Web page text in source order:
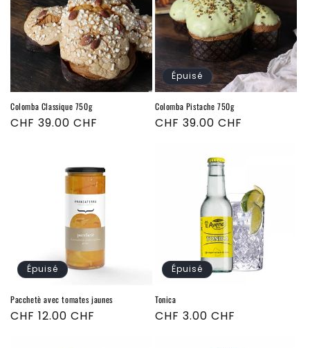
Colomba Classique 750g
Prix
CHF 39.00 CHF
Épuisé
Colomba Pistache 750g
Prix
CHF 39.00 CHF
Épuisé
Pacchetè avec tomates jaunes
Prix
CHF 12.00 CHF
Épuisé
Tonica
Prix
CHF 3.00 CHF